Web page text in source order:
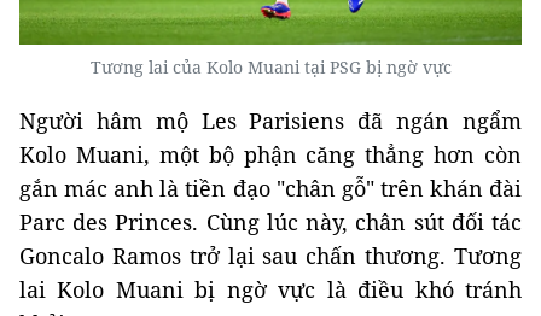
Tương lai của Kolo Muani tại PSG bị ngờ vực
Người hâm mộ Les Parisiens đã ngán ngẩm
Kolo Muani, một bộ phận căng thẳng hơn còn
gắn mác anh là tiền đạo "chân gỗ" trên khán đài
Parc des Princes. Cùng lúc này, chân sút đối tác
Goncalo Ramos trở lại sau chấn thương. Tương
lai Kolo Muani bị ngờ vực là điều khó tránh